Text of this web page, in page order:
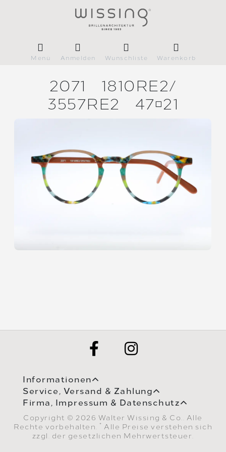
Menü Anmelden Wunschliste Warenkorb
2071
1810RE2/
3557RE2
4721
Informationen
Service, Versand & Zahlung
Firma, Impressum & Datenschutz
Copyright © 2026 Walter Wissing & Co.. Alle
Rechte vorbehalten.
* Alle Preise verstehen sich
zzgl. der gesetzlichen Mehrwertsteuer.